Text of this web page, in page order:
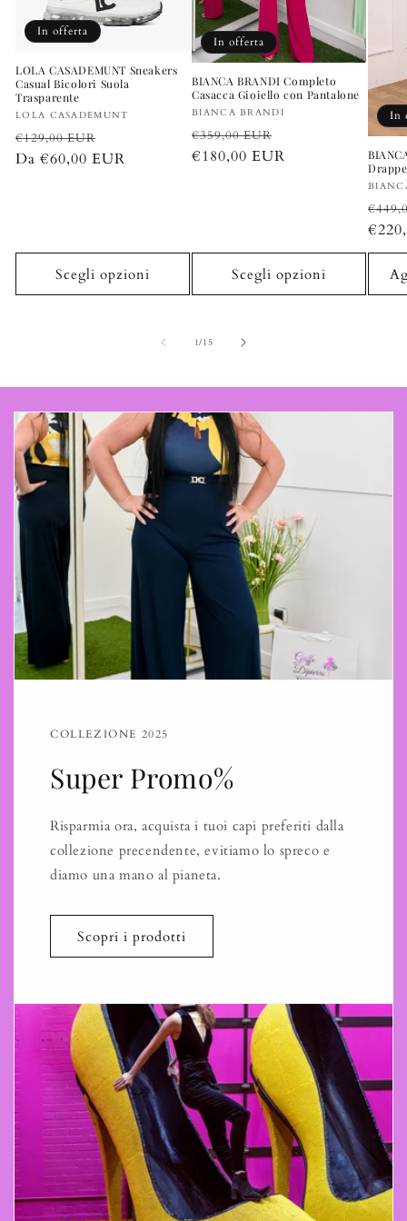
In offerta
LOLA CASADEMUNT Sneakers
Casual Bicolori Suola
Trasparente
Produttore:
LOLA CASADEMUNT
Prezzo
di
€129,00 EUR
scontato
Da €60,00 EUR
Scegli opzioni
In offerta
BIANCA BRANDI Completo
Casacca Gioiello con Pantalone
Produttore:
BIANCA BRANDI
Prezzo
di
€359,00 EUR
scontato
€180,00 EUR
Scegli opzioni
In
di
1/su
15
COLLEZIONE 2025
Super Promo%
Risparmia ora, acquista i tuoi capi preferiti dalla
collezione precendente, evitiamo lo spreco e
diamo una mano al pianeta.
Scopri i prodotti